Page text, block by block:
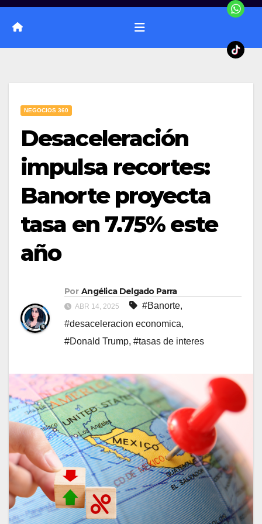
NEGOCIOS 360
Desaceleración
impulsa recortes:
Banorte proyecta
tasa en 7.75% este
año
Por Angélica Delgado Parra
ABR 14, 2025 #Banorte,
#desaceleracion economica,
#Donald Trump, #tasas de interes